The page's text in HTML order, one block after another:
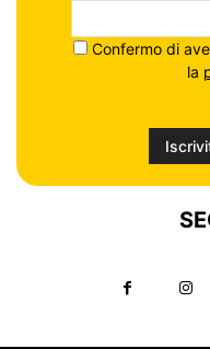
Confermo di
la